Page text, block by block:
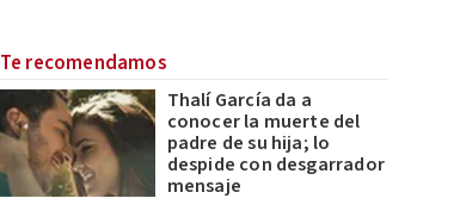
Te recomendamos
Thalí García da a
conocer la muerte del
padre de su hija; lo
despide con desgarrador
mensaje